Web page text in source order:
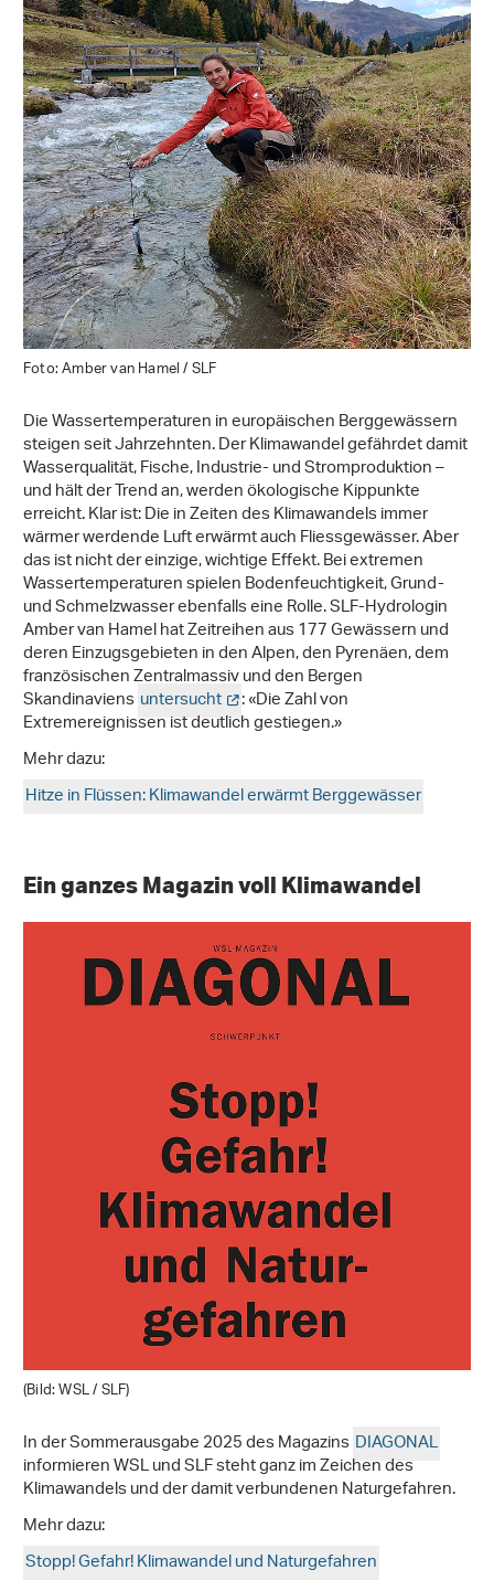
Foto: Amber van Hamel / SLF
Die Wassertemperaturen in europäischen Berggewässern
steigen seit Jahrzehnten. Der Klimawandel gefährdet damit
Wasserqualität, Fische, Industrie- und Stromproduktion –
und hält der Trend an, werden ökologische Kippunkte
erreicht. Klar ist: Die in Zeiten des Klimawandels immer
wärmer werdende Luft erwärmt auch Fliessgewässer. Aber
das ist nicht der einzige, wichtige Effekt. Bei extremen
Wassertemperaturen spielen Bodenfeuchtigkeit, Grund-
und Schmelzwasser ebenfalls eine Rolle. SLF-Hydrologin
Amber van Hamel hat Zeitreihen aus 177 Gewässern und
deren Einzugsgebieten in den Alpen, den Pyrenäen, dem
französischen Zentralmassiv und den Bergen
Skandinaviensuntersucht : «Die Zahl von
Extremereignissen ist deutlich gestiegen.»
Mehr dazu:
Hitze in Flüssen: Klimawandel erwärmt Berggewässer
Ein ganzes Magazin voll Klimawandel
(Bild: WSL / SLF)
In der Sommerausgabe 2025 des MagazinsDIAGONAL
informieren WSL und SLF steht ganz im Zeichen des
Klimawandels und der damit verbundenen Naturgefahren.
Mehr dazu:
Stopp! Gefahr! Klimawandel und Naturgefahren